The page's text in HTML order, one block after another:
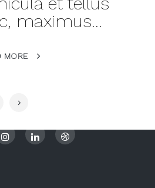
maximus...
MORE